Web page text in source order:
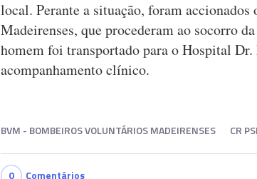
local. Perante a situação, foram
Madeirenses, que procederam ao socorro
homem foi transportado para o Hospital
acompanhamento clínico.
BVM - BOMBEIROS VOLUNTÁRIOS MADEIRENSES CR
0 Comentários